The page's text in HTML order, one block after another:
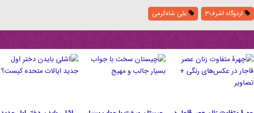
اردوگاه اشرف3 علی شاه‌کرمی